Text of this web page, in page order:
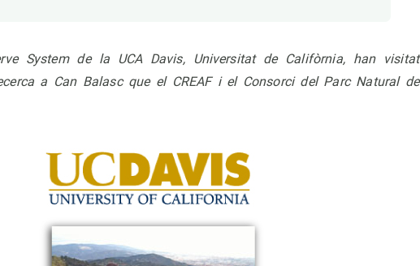
System de la UCA Davis, Universitat de Califòrnia, han visitat
a Can Balasc que el CREAF i el Consorci del Parc Natural de